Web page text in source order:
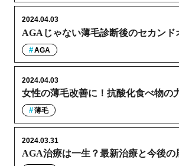
AGAじゃない薄毛診断後のセカンド
2024.04.03
AGA
女性の薄毛改善に！抗酸化食べ物の
2024.04.03
薄毛
AGA治療は一生？最新治療と今後の
2024.03.31